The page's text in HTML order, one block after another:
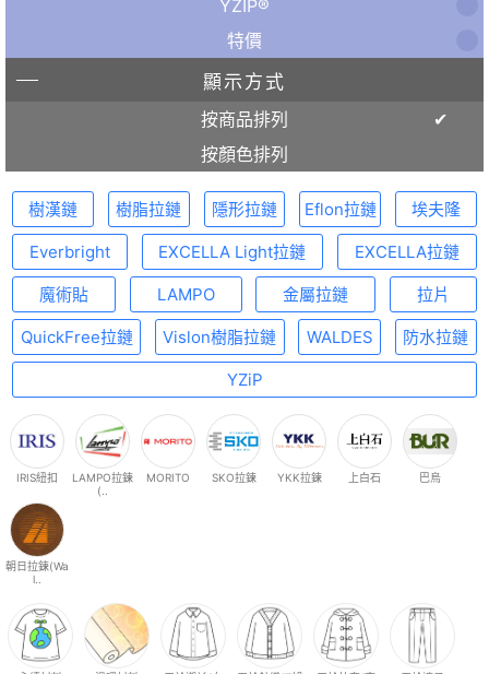
YZIP®
特價
顯示方式
按商品排列
按顏色排列
樹漢鏈 樹脂拉鏈 隱形拉鏈 Eflon拉鏈 埃夫隆
Everbright EXCELLA Light拉鏈 EXCELLA拉鏈
魔術貼 LAMPO 金屬拉鏈 拉片
QuickFree拉鏈 Vislon樹脂拉鏈 WALDES 防水拉鏈
YZiP
IRIS紐扣
LAMPO拉鍊
(..
MORITO SKO拉鍊 YKK拉鍊 上白石 巴烏
朝日拉鍊(Wa
l..